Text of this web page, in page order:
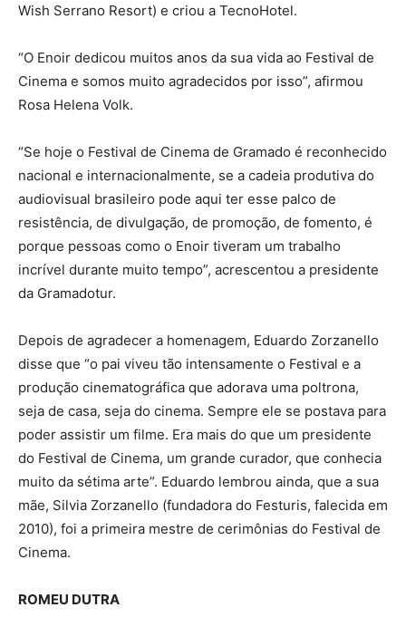
Wish Serrano Resort) e criou a TecnoHotel.
“O Enoir dedicou muitos anos da sua vida ao Festival de
Cinema e somos muito agradecidos por isso”, afirmou
Rosa Helena Volk.
“Se hoje o Festival de Cinema de Gramado é reconhecido
nacional e internacionalmente, se a cadeia produtiva do
audiovisual brasileiro pode aqui ter esse palco de
resistência, de divulgação, de promoção, de fomento, é
porque pessoas como o Enoir tiveram um trabalho
incrível durante muito tempo”, acrescentou a presidente
da Gramadotur.
Depois de agradecer a homenagem, Eduardo Zorzanello
disse que “o pai viveu tão intensamente o Festival e a
produção cinematográfica que adorava uma poltrona,
seja de casa, seja do cinema. Sempre ele se postava para
poder assistir um filme. Era mais do que um presidente
do Festival de Cinema, um grande curador, que conhecia
muito da sétima arte”. Eduardo lembrou ainda, que a sua
mãe, Silvia Zorzanello (fundadora do Festuris, falecida em
2010), foi a primeira mestre de cerimônias do Festival de
Cinema.
ROMEU DUTRA